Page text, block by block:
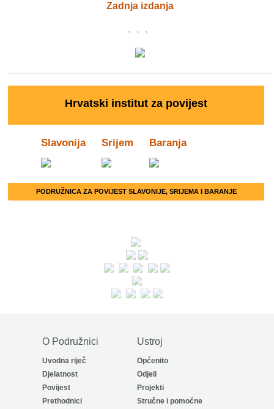
Zadnja izdanja
Hrvatski institut za povijest
Slavonija Srijem Baranja
PODRUŽNICA ZA POVIJEST SLAVONIJE, SRIJEMA I BARANJE
O Podružnici
Uvodna riječ
Djelatnost
Povijest
Prethodnici
Ustroj
Općenito
Odjeli
Projekti
Stručne i pomoćne